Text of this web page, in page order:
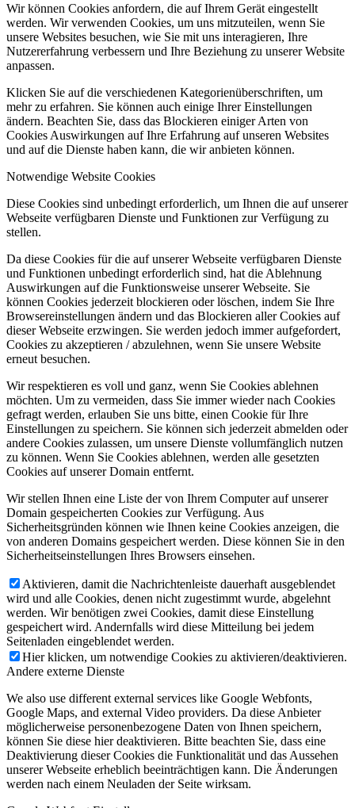
Wir können Cookies anfordern, die auf Ihrem Gerät eingestellt
werden. Wir verwenden Cookies, um uns mitzuteilen, wenn Sie
unsere Websites besuchen, wie Sie mit uns interagieren, Ihre
Nutzererfahrung verbessern und Ihre Beziehung zu unserer Website
anpassen.
Klicken Sie auf die verschiedenen Kategorienüberschriften, um
mehr zu erfahren. Sie können auch einige Ihrer Einstellungen
ändern. Beachten Sie, dass das Blockieren einiger Arten von
Cookies Auswirkungen auf Ihre Erfahrung auf unseren Websites
und auf die Dienste haben kann, die wir anbieten können.
Notwendige Website Cookies
Diese Cookies sind unbedingt erforderlich, um Ihnen die auf unserer
Webseite verfügbaren Dienste und Funktionen zur Verfügung zu
stellen.
Da diese Cookies für die auf unserer Webseite verfügbaren Dienste
und Funktionen unbedingt erforderlich sind, hat die Ablehnung
Auswirkungen auf die Funktionsweise unserer Webseite. Sie
können Cookies jederzeit blockieren oder löschen, indem Sie Ihre
Browsereinstellungen ändern und das Blockieren aller Cookies auf
dieser Webseite erzwingen. Sie werden jedoch immer aufgefordert,
Cookies zu akzeptieren / abzulehnen, wenn Sie unsere Website
erneut besuchen.
Wir respektieren es voll und ganz, wenn Sie Cookies ablehnen
möchten. Um zu vermeiden, dass Sie immer wieder nach Cookies
gefragt werden, erlauben Sie uns bitte, einen Cookie für Ihre
Einstellungen zu speichern. Sie können sich jederzeit abmelden oder
andere Cookies zulassen, um unsere Dienste vollumfänglich nutzen
zu können. Wenn Sie Cookies ablehnen, werden alle gesetzten
Cookies auf unserer Domain entfernt.
Wir stellen Ihnen eine Liste der von Ihrem Computer auf unserer
Domain gespeicherten Cookies zur Verfügung. Aus
Sicherheitsgründen können wie Ihnen keine Cookies anzeigen, die
von anderen Domains gespeichert werden. Diese können Sie in den
Sicherheitseinstellungen Ihres Browsers einsehen.
Aktivieren, damit die Nachrichtenleiste dauerhaft ausgeblendet
wird und alle Cookies, denen nicht zugestimmt wurde, abgelehnt
werden. Wir benötigen zwei Cookies, damit diese Einstellung
gespeichert wird. Andernfalls wird diese Mitteilung bei jedem
Seitenladen eingeblendet werden.
Hier klicken, um notwendige Cookies zu aktivieren/deaktivieren.
Andere externe Dienste
We also use different external services like Google Webfonts,
Google Maps, and external Video providers. Da diese Anbieter
möglicherweise personenbezogene Daten von Ihnen speichern,
können Sie diese hier deaktivieren. Bitte beachten Sie, dass eine
Deaktivierung dieser Cookies die Funktionalität und das Aussehen
unserer Webseite erheblich beeinträchtigen kann. Die Änderungen
werden nach einem Neuladen der Seite wirksam.